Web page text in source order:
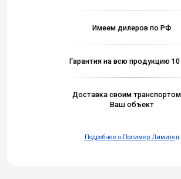
Имеем дилеров по РФ
Гарантия на всю продукцию 10
Доставка своим
Ваш объект
Подробнее о Полимер Лимитед